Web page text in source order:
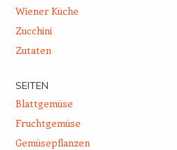
Wiener Küche
Zucchini
Zutaten
SEITEN
Blattgemüse
Fruchtgemüse
Gemüsepflanzen